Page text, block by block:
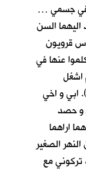
في جسمي …
اليهما السن
قرويون
عنها في
اشغل
ابي و اخي
و حصد
اراهما
الصغير
تركوني مع